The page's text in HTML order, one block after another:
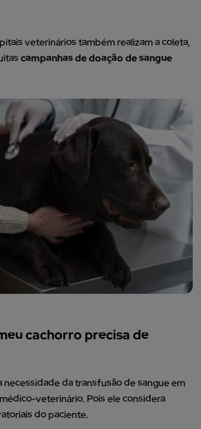
veterinários também realizam a coleta,
campanhas de doação de sangue
cachorro precisa de
necessidade da transfusão de sangue em
veterinário. Pois ele considera
do paciente.